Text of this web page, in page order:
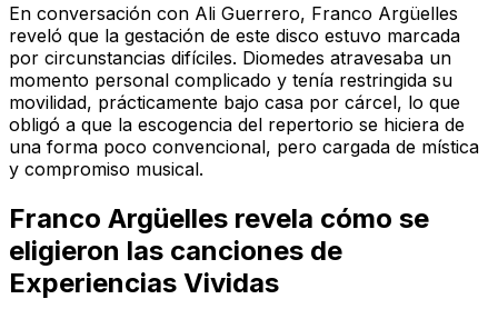
En conversación con Ali Guerrero, Franco Argüelles
reveló que la gestación de este disco estuvo marcada
por circunstancias difíciles. Diomedes atravesaba un
momento personal complicado y tenía restringida su
movilidad, prácticamente bajo casa por cárcel, lo que
obligó a que la escogencia del repertorio se hiciera de
una forma poco convencional, pero cargada de mística
y compromiso musical.
Franco Argüelles revela cómo se
eligieron las canciones de
Experiencias Vividas